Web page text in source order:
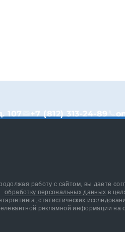
107 +7 (812) 313-24-89
работу с сайтом, вы даете
обработку персональных данных в
статистических
рекламной информации на